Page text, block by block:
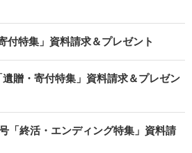
付特集」資料請求＆プレゼント
贈・寄付特集」資料請求＆プレゼン
「終活・エンディング特集」資料請